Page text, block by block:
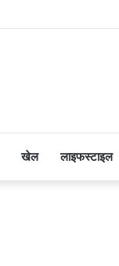
खेल लाइफस्टाइल